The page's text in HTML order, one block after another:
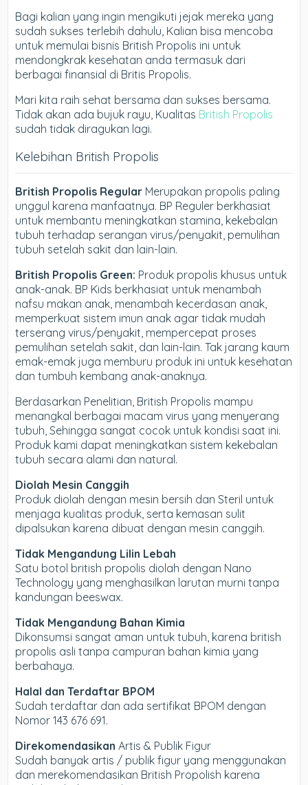
Bagi kalian yang ingin mengikuti jejak mereka yang
sudah sukses terlebih dahulu, Kalian bisa mencoba
untuk memulai bisnis British Propolis ini untuk
mendongkrak kesehatan anda termasuk dari
berbagai finansial di Britis Propolis.
Mari kita raih sehat bersama dan sukses bersama.
Tidak akan ada bujuk rayu, Kualitas British Propolis
sudah tidak diragukan lagi.
Kelebihan British Propolis
British Propolis Regular Merupakan propolis paling
unggul karena manfaatnya. BP Reguler berkhasiat
untuk membantu meningkatkan stamina, kekebalan
tubuh terhadap serangan virus/penyakit, pemulihan
tubuh setelah sakit dan lain-lain.
British Propolis Green: Produk propolis khusus untuk
anak-anak. BP Kids berkhasiat untuk menambah
nafsu makan anak, menambah kecerdasan anak,
memperkuat sistem imun anak agar tidak mudah
terserang virus/penyakit, mempercepat proses
pemulihan setelah sakit, dan lain-lain. Tak jarang kaum
emak-emak juga memburu produk ini untuk kesehatan
dan tumbuh kembang anak-anaknya.
Berdasarkan Penelitian, British Propolis mampu
menangkal berbagai macam virus yang menyerang
tubuh, Sehingga sangat cocok untuk kondisi saat ini.
Produk kami dapat meningkatkan sistem kekebalan
tubuh secara alami dan natural.
Diolah Mesin Canggih
Produk diolah dengan mesin bersih dan Steril untuk
menjaga kualitas produk, serta kemasan sulit
dipalsukan karena dibuat dengan mesin canggih.
Tidak Mengandung Lilin Lebah
Satu botol british propolis diolah dengan Nano
Technology yang menghasilkan larutan murni tanpa
kandungan beeswax.
Tidak Mengandung Bahan Kimia
Dikonsumsi sangat aman untuk tubuh, karena british
propolis asli tanpa campuran bahan kimia yang
berbahaya.
Halal dan Terdaftar BPOM
Sudah terdaftar dan ada sertifikat BPOM dengan
Nomor 143 676 691.
Direkomendasikan Artis & Publik Figur
Sudah banyak artis / publik figur yang menggunakan
dan merekomendasikan British Propolish karena